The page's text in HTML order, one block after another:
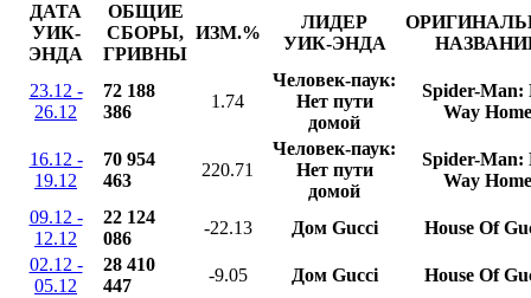
ДАТА
УИК-
ЭНДА
ОБЩИЕ
СБОРЫ,
ГРИВНЫ
ИЗМ.%
ЛИДЕР
УИК-ЭНДА
23.12 -
26.12
72 188
386
1.74
Человек-паук:
Нет пути
домой
Spider-Man:
Way Home
16.12 -
19.12
70 954
463
220.71
Человек-паук:
Нет пути
домой
Spider-Man:
Way Home
09.12 -
12.12
22 124
086
-22.13 Дом Gucci
House Of
02.12 -
05.12
28 410
447
-9.05 Дом Gucci
House Of